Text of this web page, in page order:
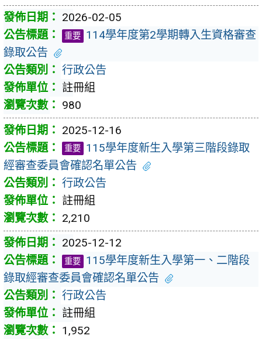
2026-02-05
重要 114學年度第2學期轉入生資格審查
錄取公告
行政公告
註冊組
980
2025-12-16
重要 115學年度新生入學第三階段錄取
經審查委員會確認名單公告
行政公告
註冊組
2,210
2025-12-12
重要 115學年度新生入學第一、二階段
錄取經審查委員會確認名單公告
行政公告
註冊組
1,952